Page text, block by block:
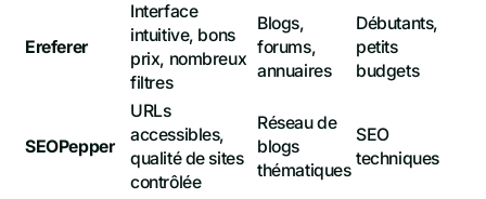
Ereferer
Interface
intuitive, bons
prix, nombreux
filtres
Blogs,
forums,
annuaires
Débutants,
petits
budgets
SEOPepper
URLs
accessibles,
qualité de sites
contrôlée
Réseau de
blogs
thématiques
SEO
techniques